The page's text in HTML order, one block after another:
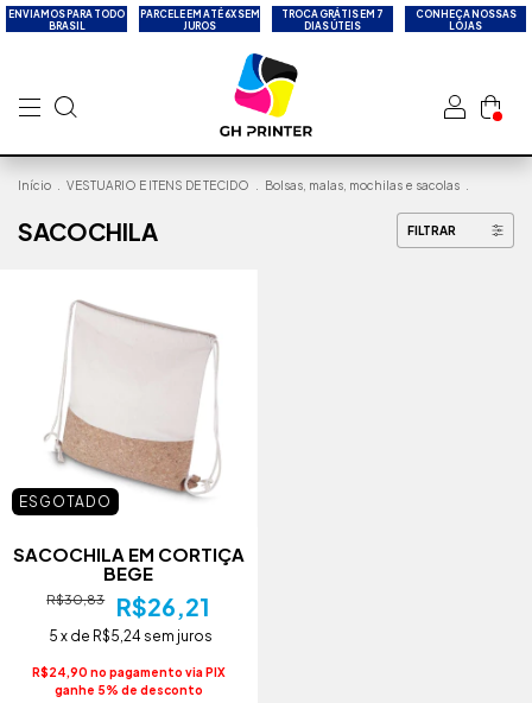
ENVIAMOS PARA TODO
BRASIL
PARCELE EM ATÉ 6X SEM
JUROS
TROCA GRÁTIS EM 7
DIAS ÚTEIS
CONHEÇA NOSSAS
LOJAS
Início VESTUARIO E ITENS DE TECIDO Bolsas, malas, mochilas e sacolas
SACOCHILA FILTRAR
ESGOTADO
SACOCHILA EM CORTIÇA
BEGE
R$30,83 R$26,21
5 x de R$5,24 sem juros
R$24,90 no pagamento via PIX
ganhe 5% de desconto